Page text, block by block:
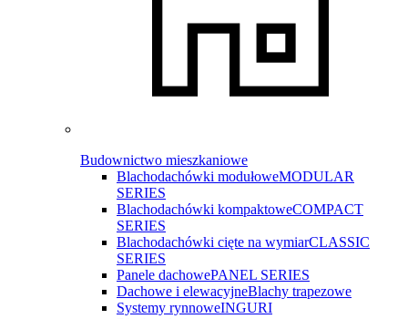
Budownictwo mieszkaniowe
Blachodachówki modułoweMODULAR
SERIES
Blachodachówki kompaktoweCOMPACT
SERIES
Blachodachówki cięte na wymiarCLASSIC
SERIES
Panele dachowePANEL SERIES
Dachowe i elewacyjneBlachy trapezowe
Systemy rynnoweINGURI